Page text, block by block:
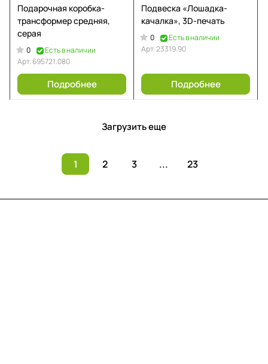
Подарочная коробка-
трансформер средняя,
серая
0
Есть в наличии
Арт. 695721.080
Подробнее
Подвеска «Лошадка-
качалка», 3D-печать
0
Есть в наличии
Арт.23319.90
Подробнее
Загрузить еще
1 2 3 ... 23